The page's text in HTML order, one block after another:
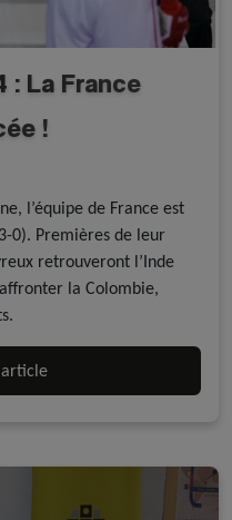
: La France
!
l’équipe de France est
0). Premières de leur
retrouveront l’Inde
la Colombie,